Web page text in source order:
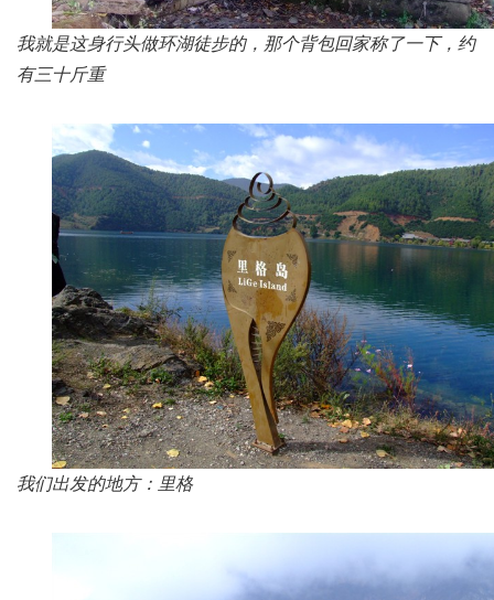
我就是这身行头做环湖徒步的，那个背包回家称了一下，约
有三十斤重
我们出发的地方：里格